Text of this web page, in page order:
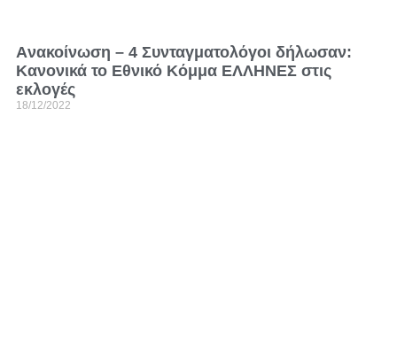
Aνακοίνωση – 4 Συνταγματολόγοι δήλωσαν:
Κανονικά το Εθνικό Κόμμα ΕΛΛΗΝΕΣ στις
εκλογές
18/12/2022